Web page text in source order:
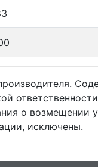
о возмещении
исключены.